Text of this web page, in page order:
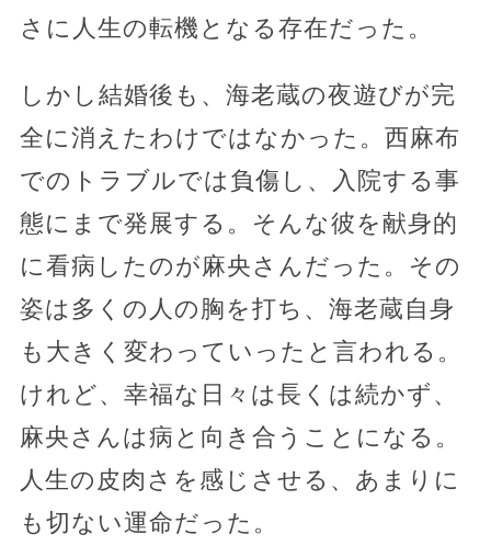
さに人生の転機となる存在だった。
しかし結婚後も、海老蔵の夜遊びが完
全に消えたわけではなかった。西麻布
でのトラブルでは負傷し、入院する事
態にまで発展する。そんな彼を献身的
に看病したのが麻央さんだった。その
姿は多くの人の胸を打ち、海老蔵自身
も大きく変わっていったと言われる。
けれど、幸福な日々は長くは続かず、
麻央さんは病と向き合うことになる。
人生の皮肉さを感じさせる、あまりに
も切ない運命だった。